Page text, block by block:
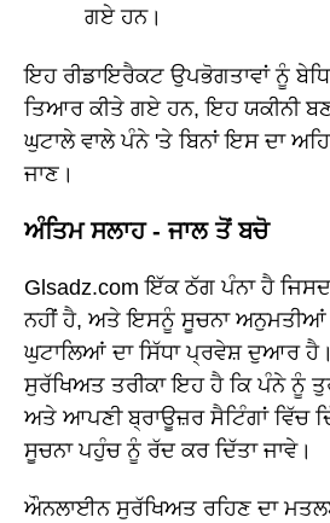
ਗਏ ਹਨ।
ਇਹ ਰੀਡਾਇਰੈਕਟ ਉਪਭੋਗਤਾਵਾਂ ਨੂੰ
ਤਿਆਰ ਕੀਤੇ ਗਏ ਹਨ, ਇਹ ਯਕੀਨੀ
ਘੁਟਾਲੇ ਵਾਲੇ ਪੰਨੇ 'ਤੇ ਬਿਨਾਂ ਇਸ ਦਾ
ਜਾਣ।
ਅੰਤਿਮ ਸਲਾਹ - ਜਾਲ ਤੋਂ ਬਚੋ
Glsadz.com ਇੱਕ ਠੱਗ ਪੰਨਾ ਹੈ
ਨਹੀਂ ਹੈ, ਅਤੇ ਇਸਨੂੰ ਸੂਚਨਾ
ਘੁਟਾਲਿਆਂ ਦਾ ਸਿੱਧਾ ਪ੍ਰਵੇਸ਼ ਦੁਆਰ
ਸੁਰੱਖਿਅਤ ਤਰੀਕਾ ਇਹ ਹੈ ਕਿ ਪੰਨੇ ਨੂੰ
ਅਤੇ ਆਪਣੀ ਬ੍ਰਾਊਜ਼ਰ ਸੈਟਿੰਗਾਂ ਵਿੱਚ
ਸੂਚਨਾ ਪਹੁੰਚ ਨੂੰ ਰੱਦ ਕਰ ਦਿੱਤਾ ਜਾਵੇ।
ਔਨਲਾਈਨ ਸੁਰੱਖਿਅਤ ਰਹਿਣ ਦਾ